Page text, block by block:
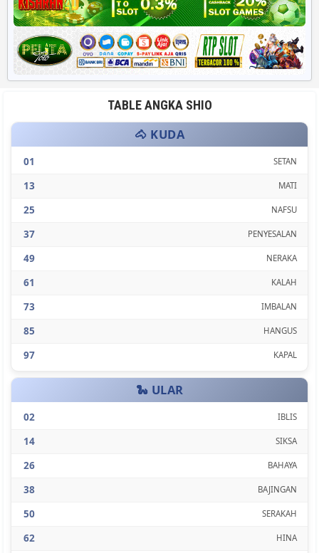
TABLE ANGKA SHIO
🐴 KUDA
01 SETAN
13 MATI
25 NAFSU
37 PENYESALAN
49 NERAKA
61 KALAH
73 IMBALAN
85 HANGUS
97 KAPAL
🐍 ULAR
02 IBLIS
14 SIKSA
26 BAHAYA
38 BAJINGAN
50 SERAKAH
62 HINA